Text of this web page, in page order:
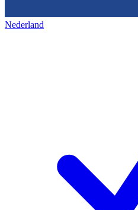
Nederland